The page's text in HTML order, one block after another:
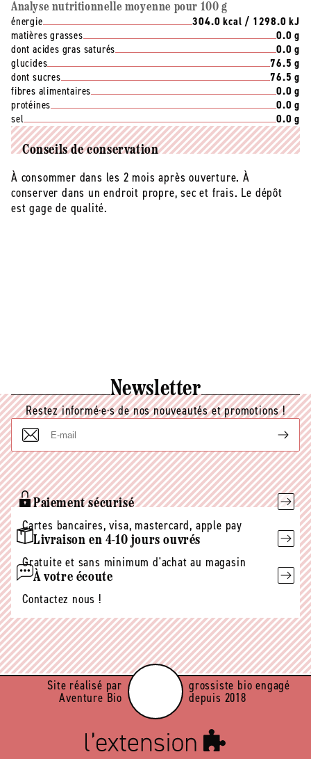
Analyse nutritionnelle moyenne pour 100 g
énergie
304.0 kcal / 1298.0 kJ
matières grasses
0.0 g
dont acides gras saturés
0.0 g
glucides
76.5 g
dont sucres
76.5 g
fibres alimentaires
0.0 g
protéines
0.0 g
sel
0.0 g
Conseils de conservation
À consommer dans les 2 mois après ouverture. À
conserver dans un endroit propre, sec et frais. Le dépôt
est gage de qualité.
Newsletter
Restez informé·e·s de nos nouveautés et promotions !
E-
mail
Paiement sécurisé
Cartes bancaires, visa, mastercard, apple pay
Livraison en 4-10 jours ouvrés
Gratuite et sans minimum d'achat au magasin
À votre écoute
Contactez nous !
Site réalisé par
Aventure Bio
grossiste bio engagé
depuis 2018